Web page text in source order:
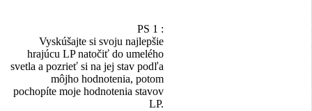
PS 1 :
Vyskúšajte si svoju najlepšie
hrajúcu LP natočiť do umelého
svetla a pozrieť si na jej stav podľa
môjho hodnotenia, potom
pochopíte moje hodnotenia stavov
LP.